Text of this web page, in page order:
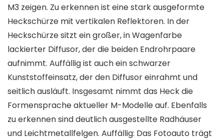
M3 zeigen. Zu erkennen ist eine stark ausgeformte
Heckschürze mit vertikalen Reflektoren. In der
Heckschürze sitzt ein großer, in Wagenfarbe
lackierter Diffusor, der die beiden Endrohrpaare
aufnimmt. Auffällig ist auch ein schwarzer
Kunststoffeinsatz, der den Diffusor einrahmt und
seitlich ausläuft. Insgesamt nimmt das Heck die
Formensprache aktueller M-Modelle auf. Ebenfalls
zu erkennen sind deutlich ausgestellte Radhäuser
und Leichtmetallfelgen. Auffällig: Das Fotoauto trägt